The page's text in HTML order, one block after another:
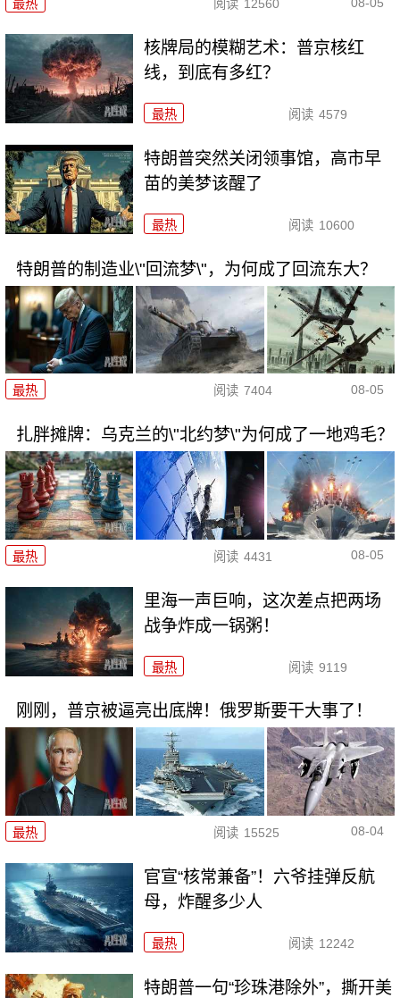
最热 阅读 12560
核牌局的模糊艺术：普京核红
线，到底有多红？
最热 阅读 4579
特朗普突然关闭领事馆，高市早
苗的美梦该醒了
最热 阅读 10600
特朗普的制造业\"回流梦\"，为何成了回流东大？
最热 阅读 7404 08-05
扎胖摊牌：乌克兰的\"北约梦\"为何成了一地鸡毛？
最热 阅读 4431 08-05
里海一声巨响，这次差点把两场
战争炸成一锅粥！
最热 阅读 9119
刚刚，普京被逼亮出底牌！俄罗斯要干大事了！
最热 阅读 15525 08-04
官宣“核常兼备”！六爷挂弹反航
母，炸醒多少人
最热 阅读 12242
特朗普一句“珍珠港除外”，撕开美